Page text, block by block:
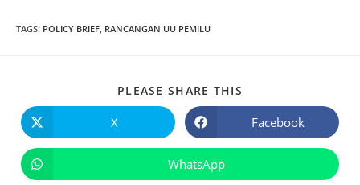
TAGS: POLICY BRIEF, RANCANGAN UU PEMILU
PLEASE SHARE THIS
X Facebook
WhatsApp